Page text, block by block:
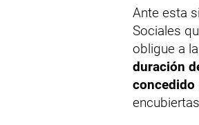
Ante esta
Sociales
obligue a
duración
concedido